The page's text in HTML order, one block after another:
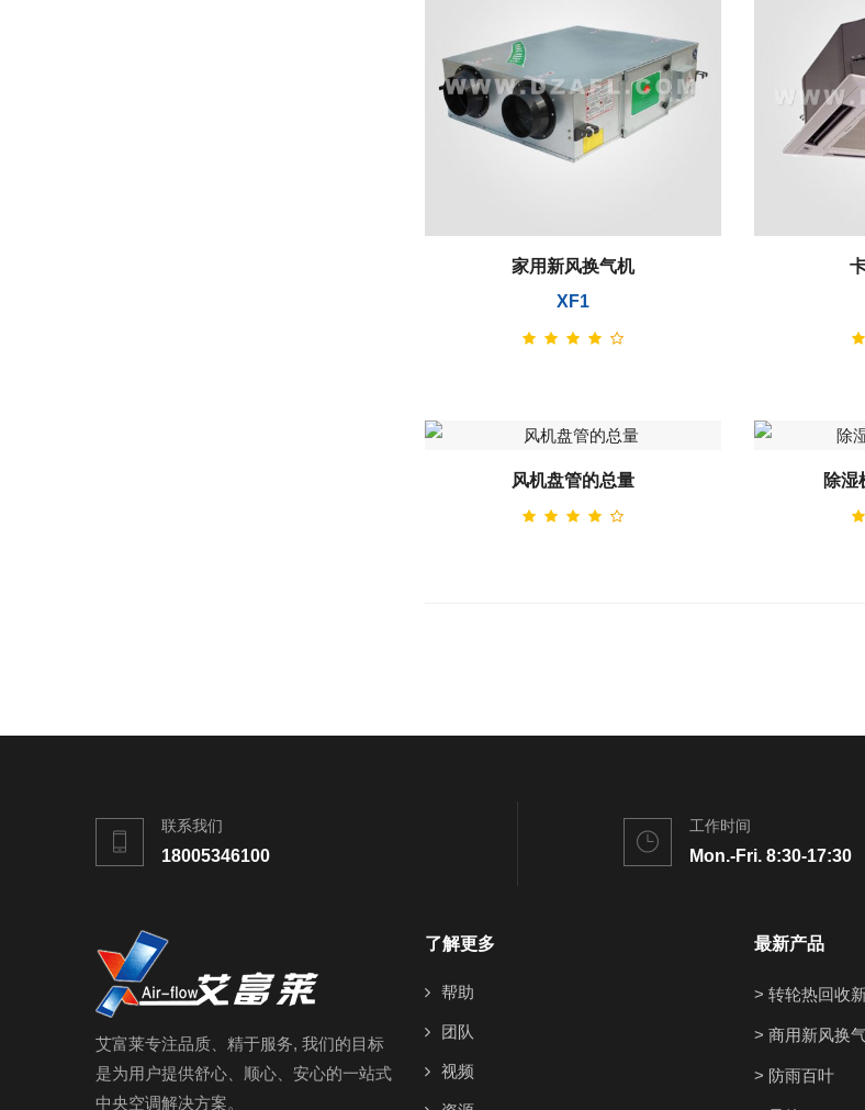
家用新风换气机
XF1
风机盘管的总量 除湿
联系我们
18005346100
工作时间
Mon.-Fri. 8:30-17:30
艾富莱专注品质、精于服务, 我们的目标
是为用户提供舒心、顺心、安心的一站式
中央空调解决方案。
了解更多
帮助
团队
视频
最新产品
> 转轮热回收
> 商用新风换
> 防雨百叶